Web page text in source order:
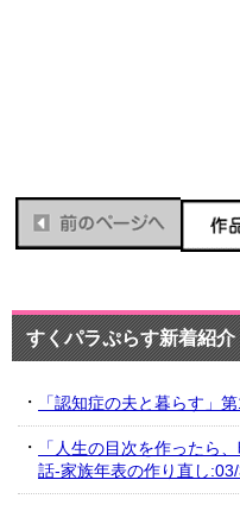
すくパラぷらす新着紹介
「認知症の夫と暮らす」
「人生の目次を作ったら
話-家族年表の作り直し:03/